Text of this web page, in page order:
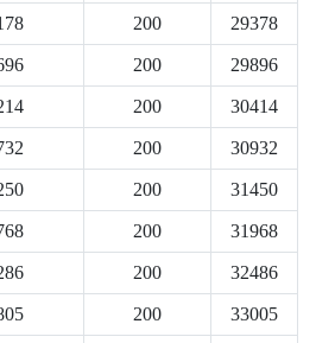
200 29378
200 29896
200 30414
200 30932
200 31450
200 31968
200 32486
200 33005